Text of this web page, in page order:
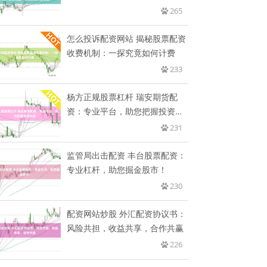
265
怎么投诉配资网站 揭秘股票配资
收费机制：一探究竟如何计费
233
杨方正规股票杠杆 瑞安期货配
资：专业平台，助您把握投资机
231
监管局出击配资 丰台股票配资：
专业杠杆，助您掘金股市！
230
配资网站炒股 外汇配资协议书：
风险共担，收益共享，合作共赢
226